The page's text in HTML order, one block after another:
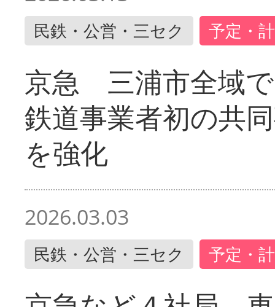
民鉄・公営・三セク 予定・
京急 三浦市全域
鉄道事業者初の共
を強化
2026.03.03
民鉄・公営・三セク 予定・